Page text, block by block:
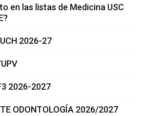
en las listas de Medicina USC
2026-27
2026-2027
ODONTOLOGÍA 2026/2027